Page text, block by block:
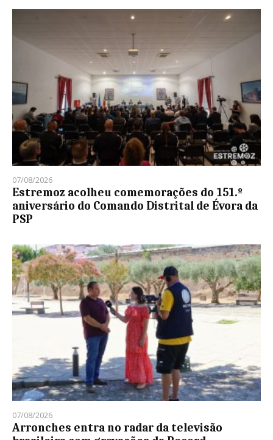
07/08/2026
Estremoz acolheu comemorações do 151.º
aniversário do Comando Distrital de Évora da
PSP
07/08/2026
Arronches entra no radar da televisão